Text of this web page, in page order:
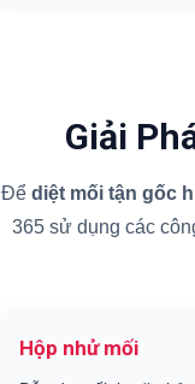
Giải
Để diệt mối tận gốc
365 sử dụng các
Hộp nhử mối